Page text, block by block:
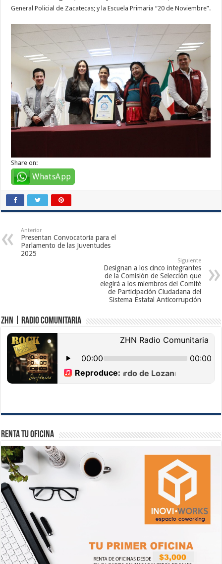
General Policial de Zacatecas; y la Escuela Primaria “20 de Noviembre”.
Share on:
WhatsApp
Anterior
Presentan Convocatoria para el
Parlamento de las Juventudes
2025
Siguiente
Designan a los cinco integrantes
de la Comisión de Selección que
elegirá a los miembros del Comité
de Participación Ciudadana del
Sistema Estatal Anticorrupción
ZHN | Radio Comunitaria
Renta tu Oficina